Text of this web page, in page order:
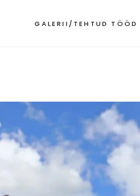
GALERII/TEHTUD TÖÖD